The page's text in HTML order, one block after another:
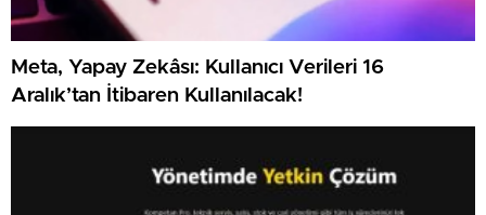
Meta, Yapay Zekâsı: Kullanıcı Verileri 16
Aralık’tan İtibaren Kullanılacak!